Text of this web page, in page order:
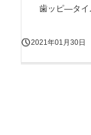
歯ッピ―タイ
2021年01月30日